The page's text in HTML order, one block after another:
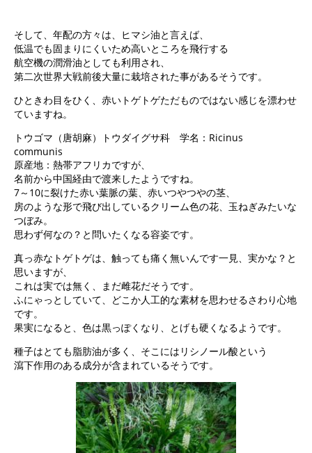
そして、年配の方々は、ヒマシ油と言えば、
低温でも固まりにくいため高いところを飛行する
航空機の潤滑油としても利用され、
第二次世界大戦前後大量に栽培された事があるそうです。
ひときわ目をひく、赤いトゲトゲただものではない感じを漂わせ
ていますね。
トウゴマ（唐胡麻）トウダイグサ科 学名：Ricinus
communis
原産地：熱帯アフリカですが、
名前から中国経由で渡来したようですね。
7～10に裂けた赤い葉脈の葉、赤いつやつやの茎、
房のような形で飛び出しているクリーム色の花、玉ねぎみたいな
つぼみ。
思わず何なの？と問いたくなる容姿です。
真っ赤なトゲトゲは、触っても痛く無いんです一見、実かな？と
思いますが、
これは実では無く、まだ雌花だそうです。
ふにゃっとしていて、どこか人工的な素材を思わせるさわり心地
です。
果実になると、色は黒っぽくなり、とげも硬くなるようです。
種子はとても脂肪油が多く、そこにはリシノール酸という
瀉下作用のある成分が含まれているそうです。